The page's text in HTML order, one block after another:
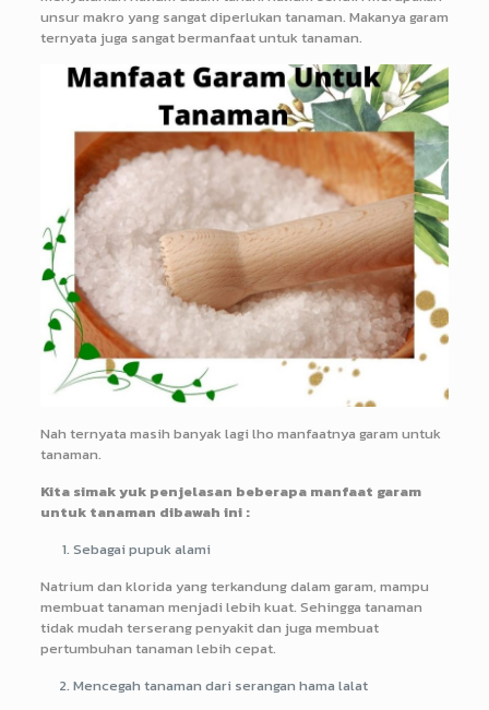
unsur makro yang sangat diperlukan tanaman. Makanya garam
ternyata juga sangat bermanfaat untuk tanaman.
Nah ternyata masih banyak lagi lho manfaatnya garam untuk
tanaman.
Kita simak yuk penjelasan beberapa manfaat garam
untuk tanaman dibawah ini :
Sebagai pupuk alami
Natrium dan klorida yang terkandung dalam garam, mampu
membuat tanaman menjadi lebih kuat. Sehingga tanaman
tidak mudah terserang penyakit dan juga membuat
pertumbuhan tanaman lebih cepat.
Mencegah tanaman dari serangan hama lalat